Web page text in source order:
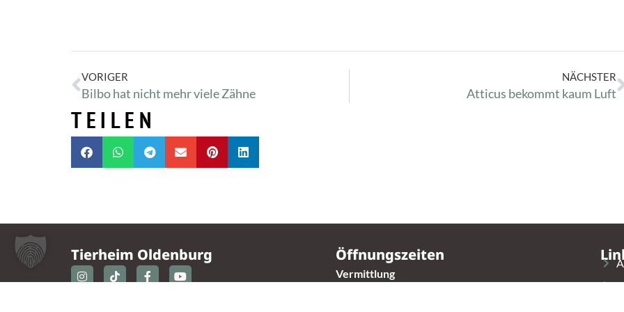
VORIGER
Bilbo hat nicht mehr viele Zähne
NÄCHSTER
Atticus bekommt kaum Luft
TEILEN
Tierheim Oldenburg Öffnungszeiten
Vermittlung